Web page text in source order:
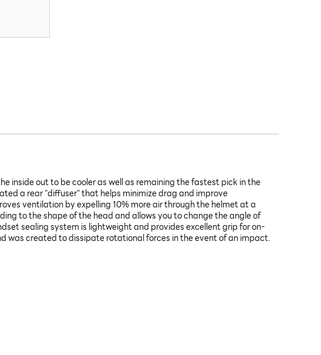
inside out to be cooler as well as remaining the fastest pick in the
a rear "diffuser" that helps minimize drag and improve
ventilation by expelling 10% more air through the helmet at a
to the shape of the head and allows you to change the angle of
sealing system is lightweight and provides excellent grip for on-
was created to dissipate rotational forces in the event of an impact.